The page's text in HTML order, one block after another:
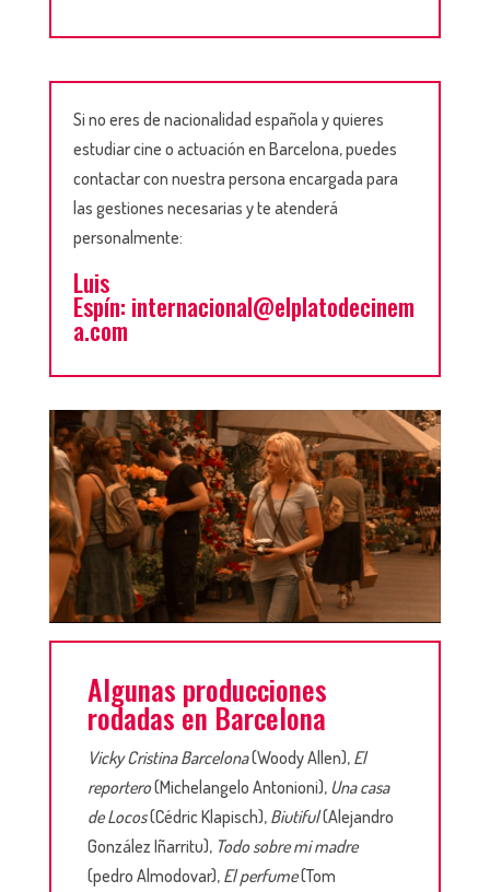
Si no eres de nacionalidad española y quieres
estudiar cine o actuación en Barcelona, puedes
contactar con nuestra persona encargada para
las gestiones necesarias y te atenderá
personalmente:
Luis
Espín: internacional@elplatodecinem
a.com
Algunas producciones
rodadas en Barcelona
Vicky Cristina Barcelona(Woody Allen), El
reportero(Michelangelo Antonioni), Una casa
de Locos(Cédric Klapisch), Biutiful(Alejandro
González Iñarritu), Todo sobre mi madre
(pedro Almodovar), El perfume(Tom